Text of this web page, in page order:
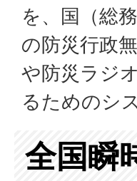
を、国（総
の防災行政
や防災ラジ
るためのシ
全国瞬